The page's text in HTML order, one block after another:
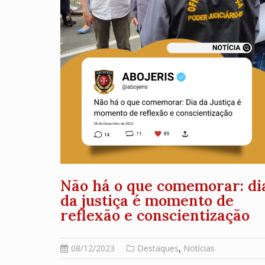
Não há o que comemorar:
da justiça é momento de
reflexão e conscientização
08/12/2023 Destaques, Notícias